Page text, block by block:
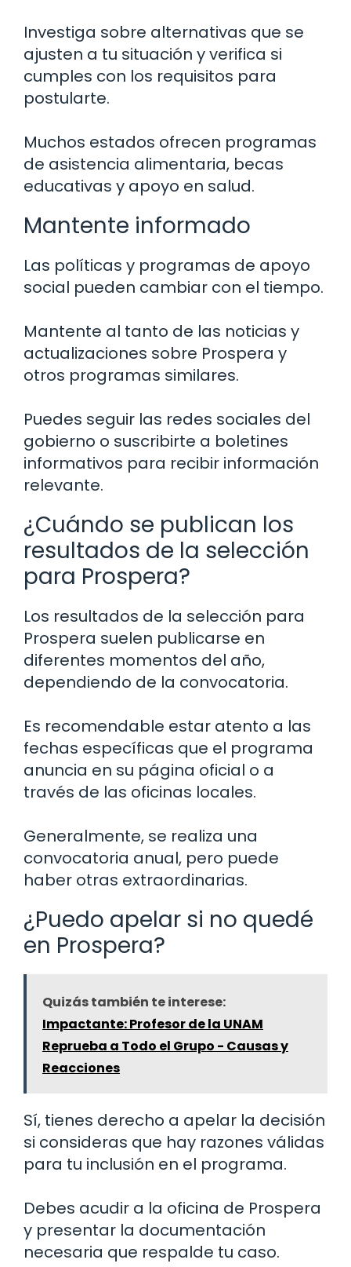
Investiga sobre alternativas que se
ajusten a tu situación y verifica si
cumples con los requisitos para
postularte.
Muchos estados ofrecen programas
de asistencia alimentaria, becas
educativas y apoyo en salud.
Mantente informado
Las políticas y programas de apoyo
social pueden cambiar con el tiempo.
Mantente al tanto de las noticias y
actualizaciones sobre Prospera y
otros programas similares.
Puedes seguir las redes sociales del
gobierno o suscribirte a boletines
informativos para recibir información
relevante.
¿Cuándo se publican los
resultados de la selección
para Prospera?
Los resultados de la selección para
Prospera suelen publicarse en
diferentes momentos del año,
dependiendo de la convocatoria.
Es recomendable estar atento a las
fechas específicas que el programa
anuncia en su página oficial o a
través de las oficinas locales.
Generalmente, se realiza una
convocatoria anual, pero puede
haber otras extraordinarias.
¿Puedo apelar si no quedé
en Prospera?
Quizás también te interese:
Impactante: Profesor de la UNAM
Reprueba a Todo el Grupo - Causas y
Reacciones
Sí, tienes derecho a apelar la decisión
si consideras que hay razones válidas
para tu inclusión en el programa.
Debes acudir a la oficina de Prospera
y presentar la documentación
necesaria que respalde tu caso.